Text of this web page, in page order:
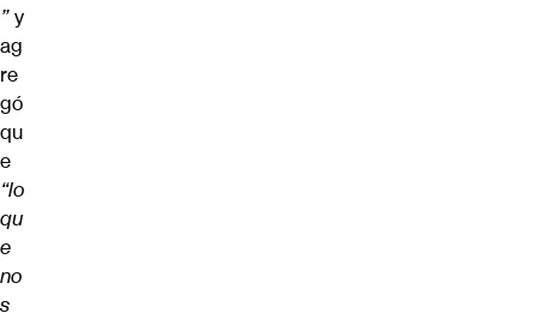
”y
ag
re
gó
qu
e
“lo
qu
e
no
s